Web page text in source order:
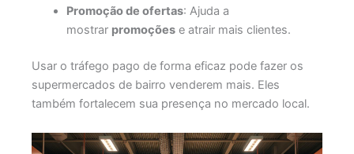
Promoção de ofertas: Ajuda a
mostrar promoçõese atrair mais clientes.
Usar o tráfego pago de forma eficaz pode fazer os
supermercados de bairro venderem mais. Eles
também fortalecem sua presença no mercado local.